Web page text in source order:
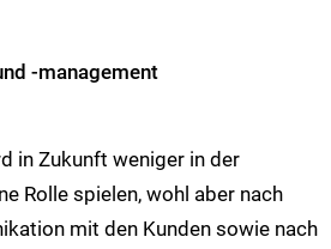
-management
in Zukunft weniger in der
Rolle spielen, wohl aber nach
mit den Kunden sowie nach